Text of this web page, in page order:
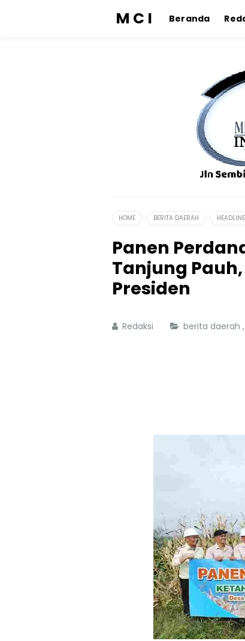
M C I Beranda
HOME BERITA DAERAH HEADLINE
Panen
Tanjung
Presiden
Redaksi berita daerah ,